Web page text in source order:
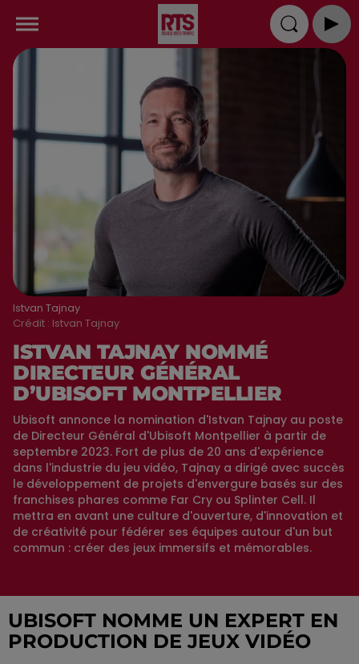
Istvan Tajnay
Crédit : Istvan Tajnay
ISTVAN TAJNAY NOMMÉ
DIRECTEUR GÉNÉRAL
D’UBISOFT MONTPELLIER
Ubisoft annonce la nomination d'Istvan Tajnay au poste
de Directeur Général d'Ubisoft Montpellier à partir de
septembre 2023. Fort de plus de 20 ans d'expérience
dans l'industrie du jeu vidéo, Tajnay a dirigé avec succès
le développement de projets d'envergure basés sur des
franchises phares comme Far Cry ou Splinter Cell. Il
mettra en avant une culture d'ouverture, d'innovation et
de créativité pour fédérer ses équipes autour d'un but
commun : créer des jeux immersifs et mémorables.
UBISOFT NOMME UN EXPERT EN
PRODUCTION DE JEUX VIDÉO